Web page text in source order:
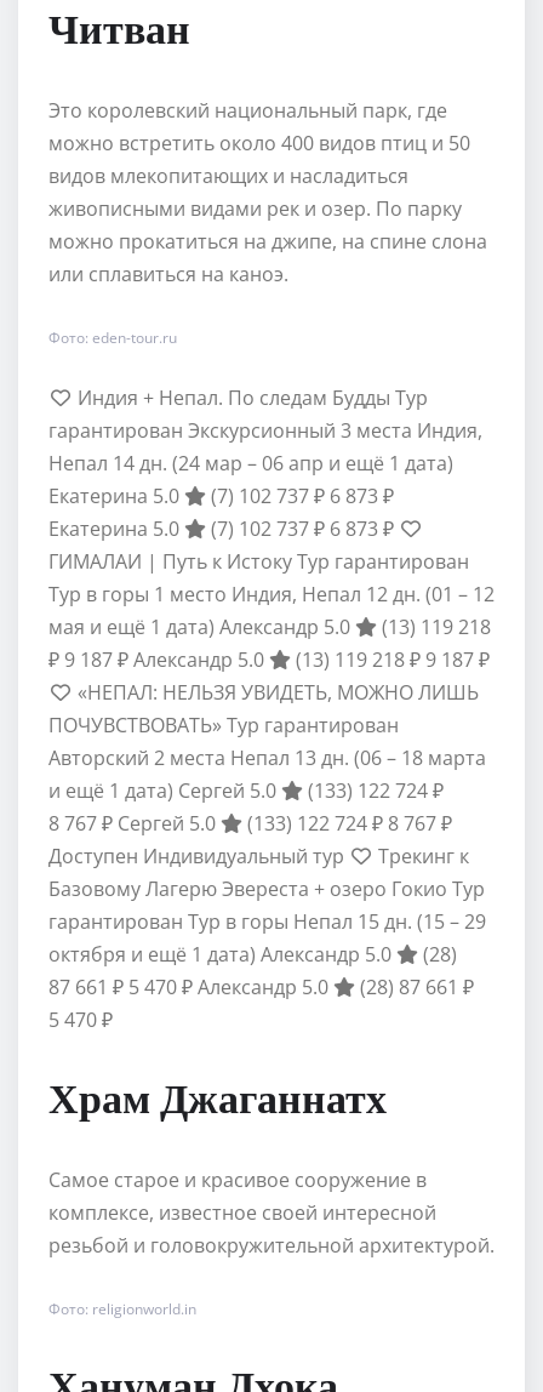
Читван
Это королевский национальный парк, где
можно встретить около 400 видов птиц и 50
видов млекопитающих и насладиться
живописными видами рек и озер. По парку
можно прокатиться на джипе, на спине слона
или сплавиться на каноэ.
Фото: eden-tour.ru
Индия + Непал. По следам Будды Тур
гарантирован Экскурсионный 3 места Индия,
Непал 14 дн. (24 мар – 06 апр и ещё 1 дата)
Екатерина 5.0
(7) 102 737 ₽ 6 873 ₽
Екатерина 5.0
(7) 102 737 ₽ 6 873 ₽
ГИМАЛАИ | Путь к Истоку Тур гарантирован
Тур в горы 1 место Индия, Непал 12 дн. (01 – 12
мая и ещё 1 дата) Александр 5.0 (13) 119 218
₽ 9 187 ₽Александр 5.0 (13) 119 218 ₽ 9 187 ₽
«НЕПАЛ: НЕЛЬЗЯ УВИДЕТЬ, МОЖНО ЛИШЬ
ПОЧУВСТВОВАТЬ» Тур гарантирован
Авторский 2 места Непал 13 дн. (06 – 18 марта
и ещё 1 дата) Сергей 5.0 (133) 122 724 ₽
8 767 ₽ Сергей 5.0 (133) 122 724 ₽ 8 767 ₽
Доступен Индивидуальный тур
Трекинг к
Базовому Лагерю Эвереста + озеро Гокио Тур
гарантирован Тур в горы Непал 15 дн. (15 – 29
октября и ещё 1 дата) Александр 5.0
(28)
87 661 ₽ 5 470 ₽Александр 5.0 (28) 87 661 ₽
5 470 ₽
Храм Джаганнатх
Самое старое и красивое сооружение в
комплексе, известное своей интересной
резьбой и головокружительной архитектурой.
Фото: religionworld.in